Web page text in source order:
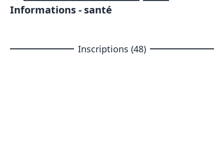
Informations - santé
Inscriptions (48)